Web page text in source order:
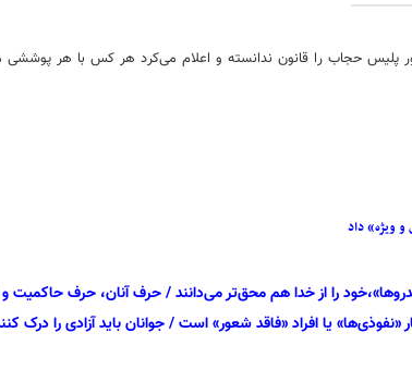
حجاب را قانون ندانسته و اعلام می‌کرد هر کس با هر پوششی می
ویژه» داد
را از خدا هم محق‌تر می‌دانند / حرف آنان، حرف حاکمیت
یا افراد «فاقد شعور» است / جوانان باید آزادی را درک